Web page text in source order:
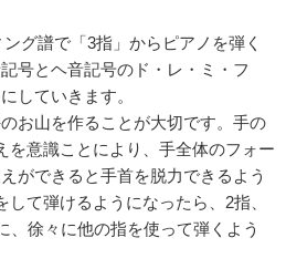
グ譜で「3指」からピアノを弾く
号とヘ音記号のド・レ・ミ・フ
していきます。
お山を作ることが大切です。手の
を意識ことにより、手全体のフォー
ができると手首を脱力できるよう
て弾けるようになったら、2指、
、徐々に他の指を使って弾くよう